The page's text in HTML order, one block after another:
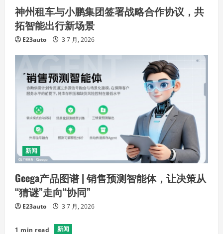
神州租车与小鹏集团签署战略合作协议，共
拓智能出行新场景
E23auto 3 7 月, 2026
新闻
Geega产品图谱 | 销售预测智能体，让决策从
“猜谜”走向“协同”
E23auto 3 7 月, 2026
1 min read 新闻